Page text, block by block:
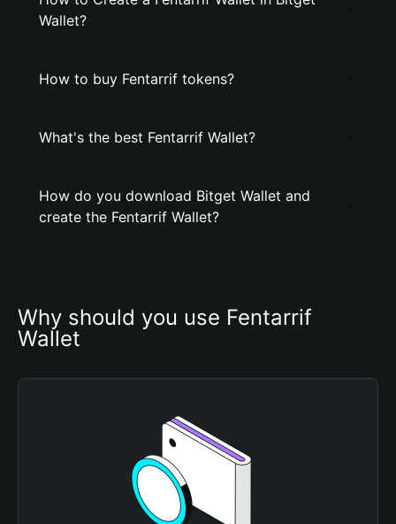
Wallet?
How to buy Fentarrif tokens?
What's the best Fentarrif Wallet?
How do you download Bitget Wallet and
create the Fentarrif Wallet?
Why should you use Fentarrif
Wallet